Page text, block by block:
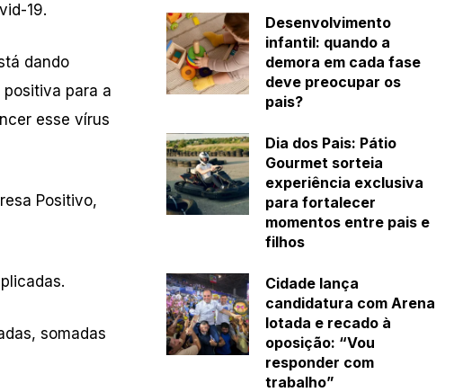
19.
dando
para a
esse vírus
Positivo,
somadas
Desenvolvimento
infantil: quando a
demora em cada fase
deve preocupar os
pais?
Dia dos Pais: Pátio
Gourmet sorteia
experiência exclusiva
para fortalecer
momentos entre pais e
filhos
Cidade lança
candidatura com Arena
lotada e recado à
oposição: “Vou
responder com
trabalho”